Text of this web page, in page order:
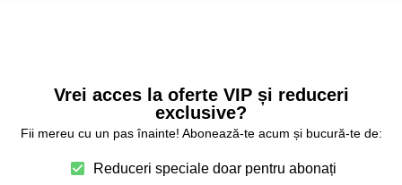
Vrei acces la oferte VIP și reduceri
exclusive?
Fii mereu cu un pas înainte! Abonează-te acum și bucură-te de:
Reduceri speciale doar pentru abonați